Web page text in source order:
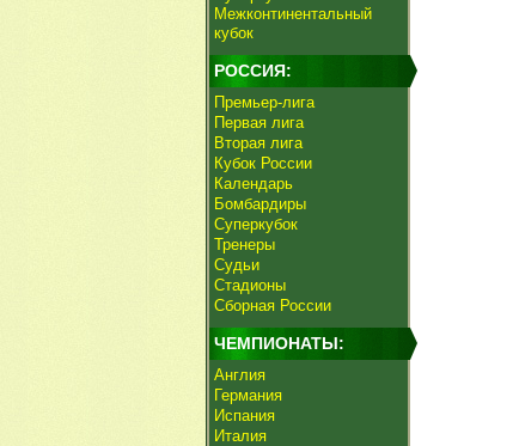
Межконтинентальный
кубок
РОССИЯ:
Премьер-лига
Первая лига
Вторая лига
Кубок России
Календарь
Бомбардиры
Суперкубок
Тренеры
Судьи
Стадионы
Сборная России
ЧЕМПИОНАТЫ:
Англия
Германия
Испания
Италия